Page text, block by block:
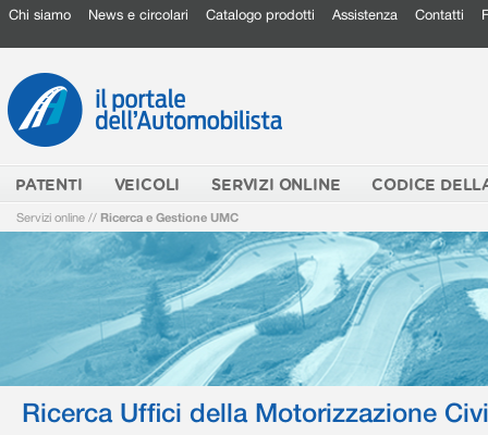
Chi siamo News e circolari Catalogo prodotti Assistenza Contatti
PATENTI VEICOLI SERVIZI ONLINE CODICE
Servizi online // Ricerca e Gestione UMC
Ricerca Uffici della Motorizzazione